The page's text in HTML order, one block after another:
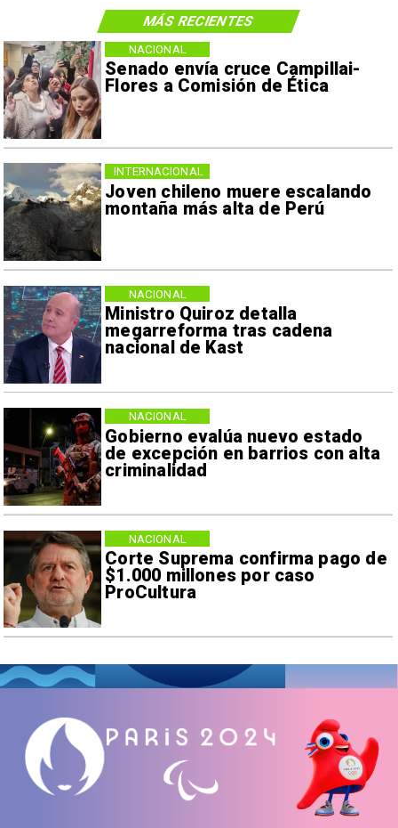
Senado envía cruce Campillai-
Flores a Comisión de Ética
NACIONAL
Joven chileno muere escalando
montaña más alta de Perú
INTERNACIONAL
Ministro Quiroz detalla
megarreforma tras cadena
nacional de Kast
NACIONAL
Gobierno evalúa nuevo estado
de excepción en barrios con alta
criminalidad
NACIONAL
Corte Suprema confirma pago de
$1.000 millones por caso
ProCultura
NACIONAL
MÁS RECIENTES